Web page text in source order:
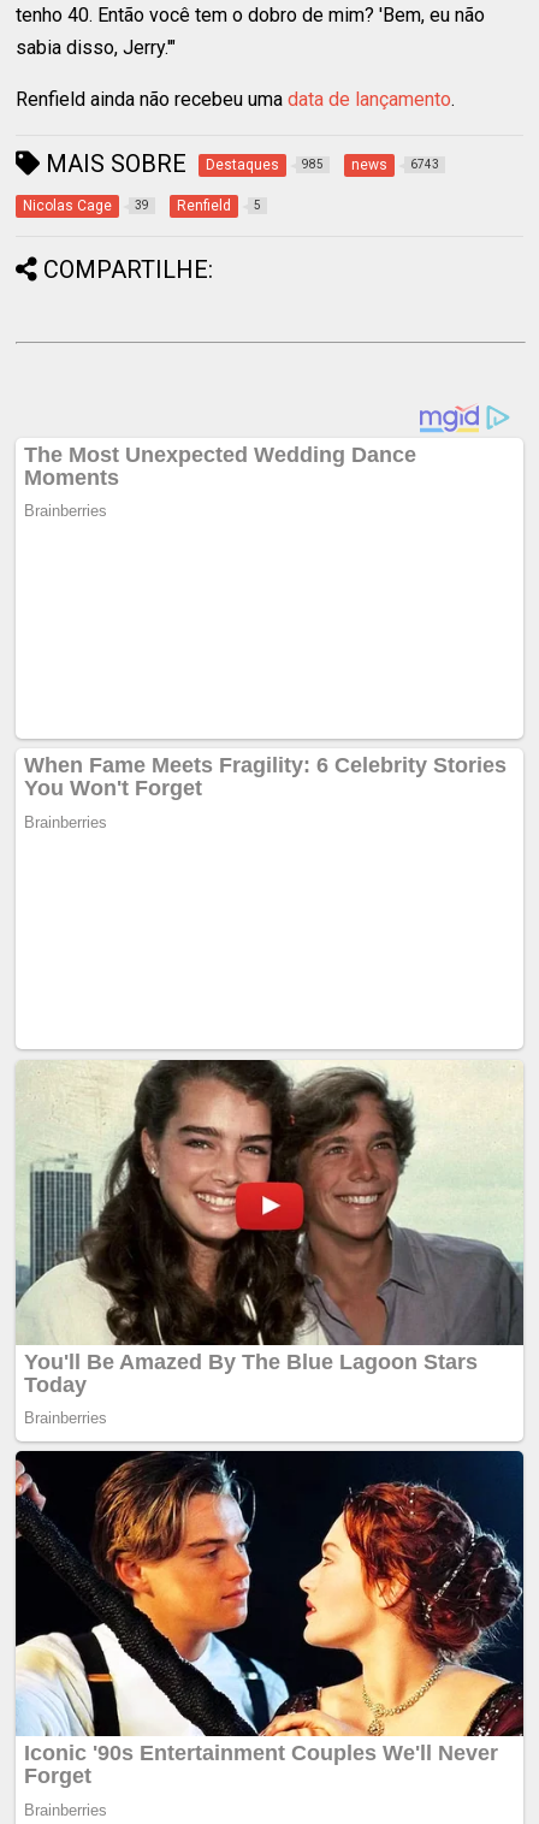
tenho 40. Então você tem o dobro de mim? 'Bem, eu não
sabia disso, Jerry.'"
Renfield ainda não recebeu umadata de lançamento.
MAIS SOBRE Destaques 985 news 6743
Nicolas Cage 39 Renfield 5
COMPARTILHE: